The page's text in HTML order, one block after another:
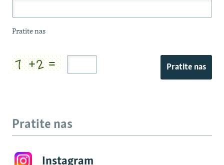
Pratite nas
Pratite nas
Pratite nas
Instagram